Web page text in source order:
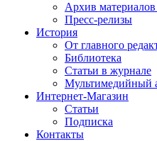
Архив
Пресс-релизы
История
От главного
Библиотека
Статьи в журнале
Мультимедийный
Интернет-Магазин
Статьи
Подписка
Контакты